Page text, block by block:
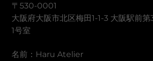
〒530-0001
大阪府大阪市北区梅田1-1-3 大阪駅前
1号室
名前：Haru Atelier